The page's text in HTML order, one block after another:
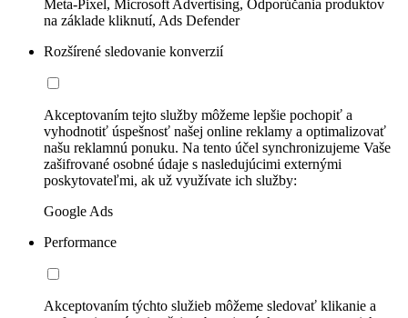
Meta-Pixel, Microsoft Advertising, Odporúčania produktov
na základe kliknutí, Ads Defender
Rozšírené sledovanie konverzií
Akceptovaním tejto služby môžeme lepšie pochopiť a
vyhodnotiť úspešnosť našej online reklamy a optimalizovať
našu reklamnú ponuku. Na tento účel synchronizujeme Vaše
zašifrované osobné údaje s nasledujúcimi externými
poskytovateľmi, ak už využívate ich služby:
Google Ads
Performance
Akceptovaním týchto služieb môžeme sledovať klikanie a